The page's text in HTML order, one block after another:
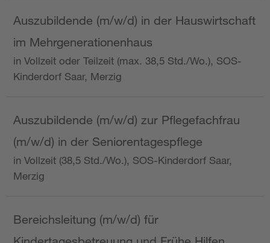
Auszubildende (m/w/d) in der Hauswirtschaft
im Mehrgenerationenhaus
in Vollzeit oder Teilzeit (max. 38,5 Std./Wo.), SOS-
Kinderdorf Saar, Merzig
Auszubildende (m/w/d) zur Pflegefachfrau
(m/w/d) in der Seniorentagespflege
in Vollzeit (38,5 Std./Wo.), SOS-Kinderdorf Saar,
Merzig
Bereichsleitung (m/w/d) für